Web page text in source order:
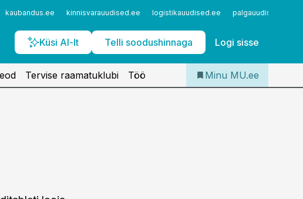
kaubandus.ee kinnisvarauudised.ee logistikauudised.ee palgauudised.ee
Küsi AI-lt Telli soodushinnaga Logi sisse
Iseteenindus
Telli Meditsiiniuudised
Tervise raamatuklubi Töö Minu MU.ee